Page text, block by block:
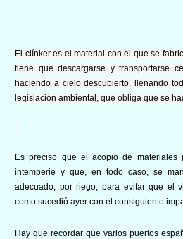
El clínker es el material con el que se
tiene que descargarse y transportarse
haciendo a cielo descubierto, llenando
legislación ambiental, que obliga que se
Es preciso que el acopio de
intemperie y que, en todo caso, se
adecuado, por riego, para evitar que el
como sucedió ayer con el consiguiente
Hay que recordar que varios puertos